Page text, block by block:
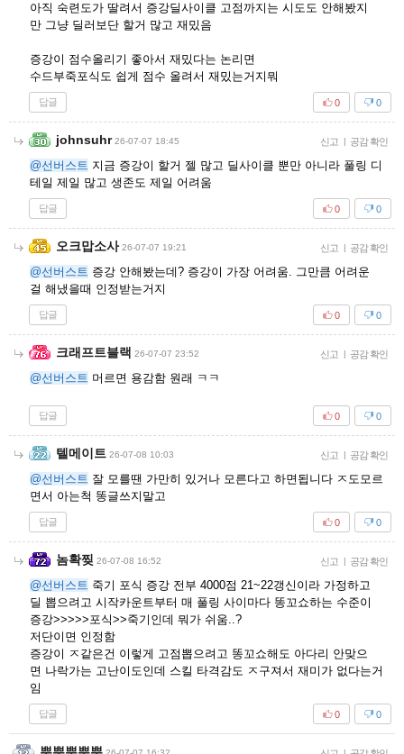
아직 숙련도가 딸려서 증강딜사이클 고점까지는 시도도 안해봤지
만 그냥 딜러보단 할거 많고 재밌음
증강이 점수올리기 좋아서 재밌다는 논리면
수드부죽포식도 쉽게 점수 올려서 재밌는거지뭐
답글 0
0
johnsuhr 26-07-07 18:45 신고 | 공감 확인
@선버스트 지금 증강이 할거 젤 많고 딜사이클 뿐만 아니라 풀링 디
테일 제일 많고 생존도 제일 어려움
답글 0
0
오크맙소사 26-07-07 19:21 신고 | 공감 확인
@선버스트 증강 안해봤는데? 증강이 가장 어려움. 그만큼 어려운
걸 해냈을때 인정받는거지
답글 0
0
크래프트블랙 26-07-07 23:52 신고 | 공감 확인
@선버스트 머르면 용감함 원래 ㅋㅋ
답글 0
0
텔메이트 26-07-08 10:03 신고 | 공감 확인
@선버스트 잘 모를땐 가만히 있거나 모른다고 하면됩니다 ㅈ도모르
면서 아는척 똥글쓰지말고
답글 0
0
놈확찢 26-07-08 16:52 신고 | 공감 확인
@선버스트 죽기 포식 증강 전부 4000점 21~22갱신이라 가정하고
딜 뽑으려고 시작카운트부터 매 풀링 사이마다 똥꼬쇼하는 수준이
증강>>>>>포식>>죽기인데 뭐가 쉬움..?
저단이면 인정함
증강이 ㅈ같은건 이렇게 고점뽑으려고 똥꼬쇼해도 아다리 안맞으
면 나락가는 고난이도인데 스킬 타격감도 ㅈ구져서 재미가 없다는거
임
답글 0
0